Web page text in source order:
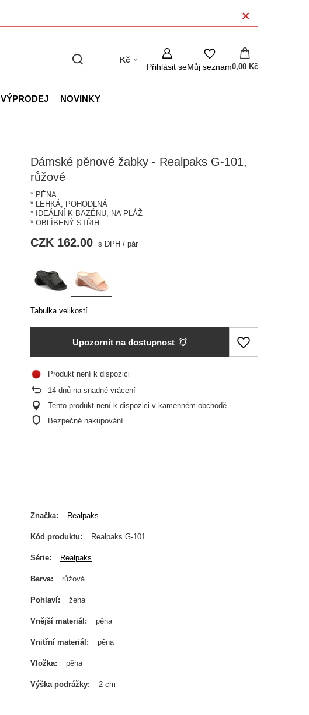
Kč
Přihlásit seMůj seznam0,00 Kč
VÝPRODEJ NOVINKY
Dámské pěnové žabky - Realpaks G-101,
růžové
* PĚNA
* LEHKÁ, POHODLNÁ
* IDEÁLNÍ K BAZÉNU, NA PLÁŽ
* OBLÍBENÝ STŘIH
Tabulka velikostí
CZK 162.00 s DPH /pár
Upozornit na dostupnost
Produkt není k dispozici
14 dnů na snadné vrácení
Tento produkt není k dispozici v kamenném obchodě
Bezpečné nakupování
Značka Realpaks
Kód produktu Realpaks G-101
Série Realpaks
Barva růžová
Pohlaví žena
Vnější materiál pěna
Vnitřní materiál pěna
Vložka pěna
Výška podrážky 2 cm